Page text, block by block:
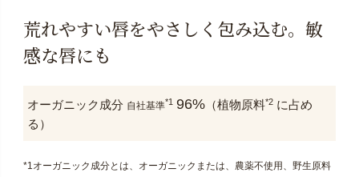
荒れやすい唇をやさしく包み込む。敏
感な唇にも
オーガニック成分 自社基準*1 96%（植物原料*2に占め
る）
*1オーガニック成分とは、オーガニックまたは、農薬不使用、野生原料